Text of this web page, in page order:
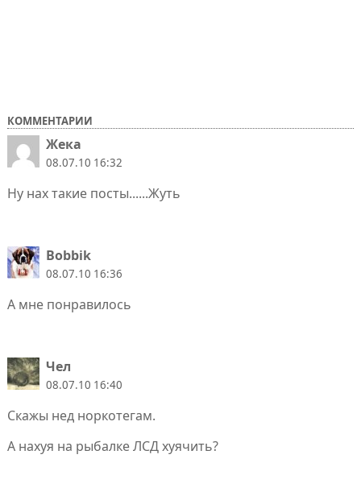
КОММЕНТАРИИ
Жека
08.07.10 16:32
Ну нах такие посты......Жуть
Bobbik
08.07.10 16:36
А мне понравилось
Чел
08.07.10 16:40
Скажы нед норкотегам.
А нахуя на рыбалке ЛСД хуячить?